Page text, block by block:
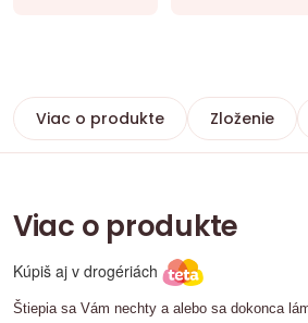
Viac o produkte Zloženie
Viac o produkte
Kúpiš aj v drogériách
Štiepia sa Vám nechty a alebo sa dokonca